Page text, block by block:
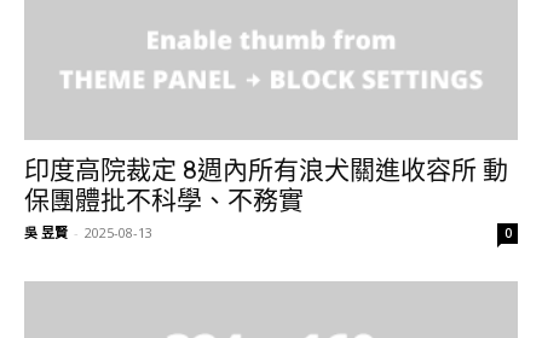
印度高院裁定 8週內所有浪犬關進收容所 動
保團體批不科學、不務實
吳 昱賢 - 2025-08-13 0